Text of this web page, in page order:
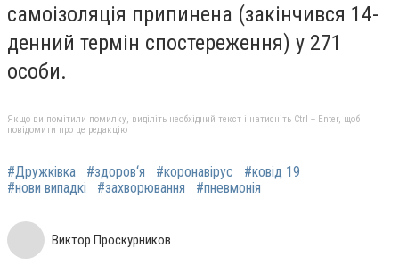
самоізоляція припинена (закінчився 14-
денний термін спостереження) у 271
особи.
Якщо ви помітили помилку, виділіть необхідний текст і натисніть Ctrl + Enter, щоб
повідомити про це редакцію
#Дружківка #здоров‘я #коронавірус
#ковід 19
#нови випадкі
#захворювання #пневмонія
Виктор Проскурников